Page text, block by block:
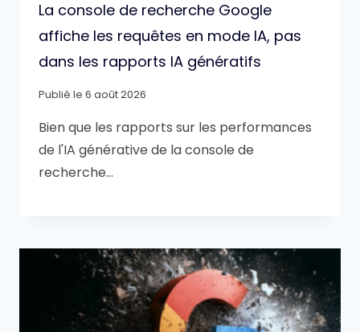
La console de recherche Google
affiche les requêtes en mode IA, pas
dans les rapports IA génératifs
Publié le 6 août 2026
Bien que les rapports sur les performances
de l'IA générative de la console de
recherche…